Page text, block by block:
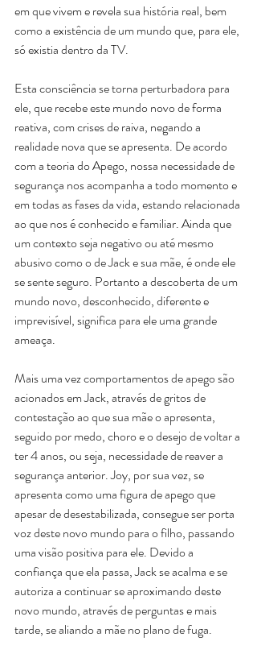
em que vivem e revela sua história real, bem
como a existência de um mundo que, para ele,
só existia dentro da TV.
Esta consciência se torna perturbadora para
ele, que recebe este mundo novo de forma
reativa, com crises de raiva, negando a
realidade nova que se apresenta. De acordo
com a teoria do Apego, nossa necessidade de
segurança nos acompanha a todo momento e
em todas as fases da vida, estando relacionada
ao que nos é conhecido e familiar. Ainda que
um contexto seja negativo ou até mesmo
abusivo como o de Jack e sua mãe, é onde ele
se sente seguro. Portanto a descoberta de um
mundo novo, desconhecido, diferente e
imprevisível, significa para ele uma grande
ameaça.
Mais uma vez comportamentos de apego são
acionados em Jack, através de gritos de
contestação ao que sua mãe o apresenta,
seguido por medo, choro e o desejo de voltar a
ter 4 anos, ou seja, necessidade de reaver a
segurança anterior. Joy, por sua vez, se
apresenta como uma figura de apego que
apesar de desestabilizada, consegue ser porta
voz deste novo mundo para o filho, passando
uma visão positiva para ele. Devido a
confiança que ela passa, Jack se acalma e se
autoriza a continuar se aproximando deste
novo mundo, através de perguntas e mais
tarde, se aliando a mãe no plano de fuga.